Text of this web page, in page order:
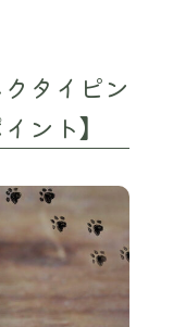
タイピン
ント】